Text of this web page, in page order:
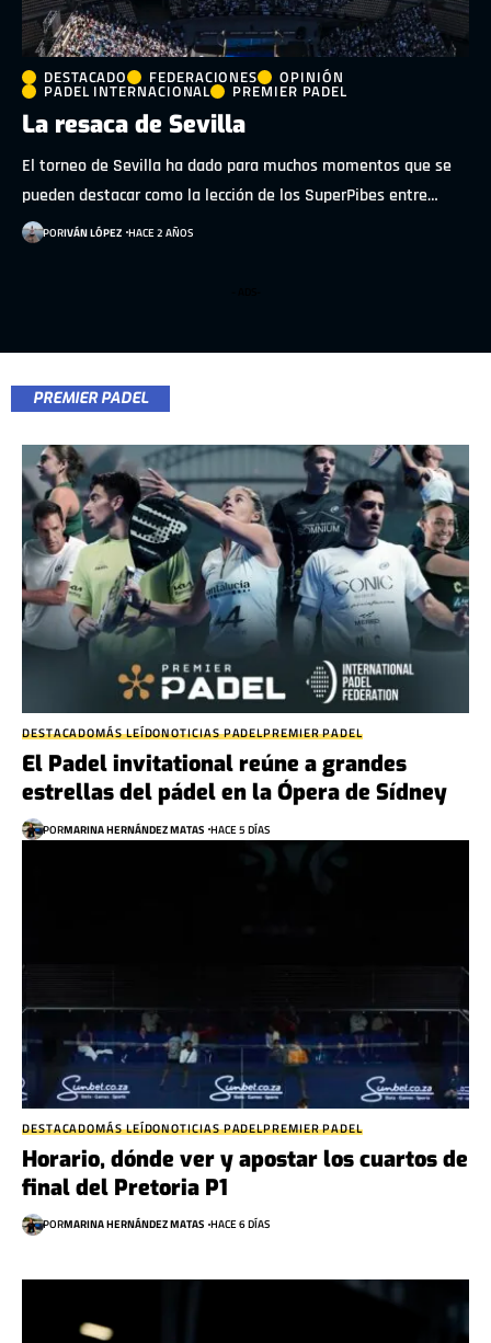
DESTACADO FEDERACIONES OPINIÓN
PADEL INTERNACIONAL PREMIER PADEL
La resaca de Sevilla
El torneo de Sevilla ha dado para muchos momentos que se
pueden destacar como la lección de los SuperPibes entre…
PORIVÁN LÓPEZ HACE 2 AÑOS
PREMIER PADEL
DESTACADOMÁS LEÍDONOTICIAS PADELPREMIER PADEL
El Padel invitational reúne a grandes
estrellas del pádel en la Ópera de Sídney
PORMARINA HERNÁNDEZ MATAS HACE 5 DÍAS
DESTACADOMÁS LEÍDONOTICIAS PADELPREMIER PADEL
Horario, dónde ver y apostar los cuartos de
final del Pretoria P1
PORMARINA HERNÁNDEZ MATAS HACE 6 DÍAS